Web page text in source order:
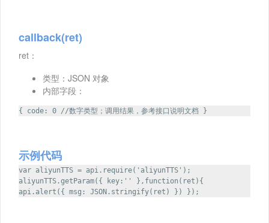
callback(ret)
ret：
类型：JSON 对象
内部字段：
{ code: 0 //数字类型；调用结果，参考接口说明文档 }
示例代码
var aliyunTTS = api.require('aliyunTTS');
aliyunTTS.getParam({ key:'' },function(ret){
api.alert({ msg: JSON.stringify(ret) }) });